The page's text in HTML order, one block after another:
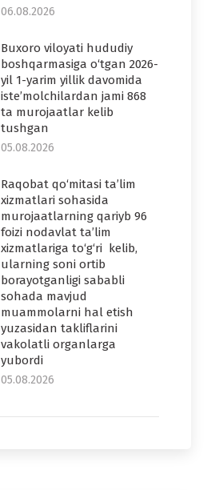
06.08.2026
Buxoro viloyati hududiy
boshqarmasiga o‘tgan 2026-
yil 1-yarim yillik davomida
iste’molchilardan jami 868
ta murojaatlar kelib
tushgan
05.08.2026
Raqobat qo‘mitasi ta’lim
xizmatlari sohasida
murojaatlarning qariyb 96
foizi nodavlat ta’lim
xizmatlariga to‘g‘ri kelib,
ularning soni ortib
borayotganligi sababli
sohada mavjud
muammolarni hal etish
yuzasidan takliflarini
vakolatli organlarga
yubordi
05.08.2026